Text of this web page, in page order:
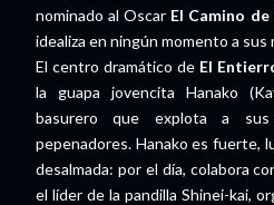
nominado al Oscar El Camino
idealiza en ningún momento a sus
El centro dramático de El
la guapa jovencita Hanako
basurero que explota a
pepenadores. Hanako es fuerte,
desalmada: por el día, colabora
el líder de la pandilla Shinei-kai,